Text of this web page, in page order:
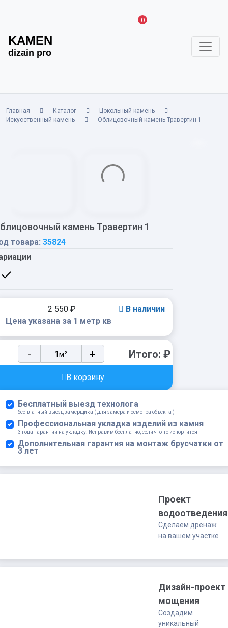
KAMEN
dizain pro
0
Главная Каталог
Цокольный камень
Искусственный камень
Облицовочный камень Травертин 1
камень Травертин 1
товара: 35824
2 550 ₽
В наличии
Цена указана за 1 метр кв
Облицовочный
камень
quantity
- + Итого: ₽
В корзину
Бесплатный выезд технолога
бесплатный выезд замерщика ( для замера и осмотра объекта )
Профессиональная укладка изделий из камня
3 года гарантии на укладку. Исправим бесплатно, если что-то испортится
Дополнительная гарантия на монтаж брусчатки от
3 лет
Проект
водоотведения
Сделаем дренаж
на вашем участке
Дизайн-проект
мощения
Создадим
уникальный